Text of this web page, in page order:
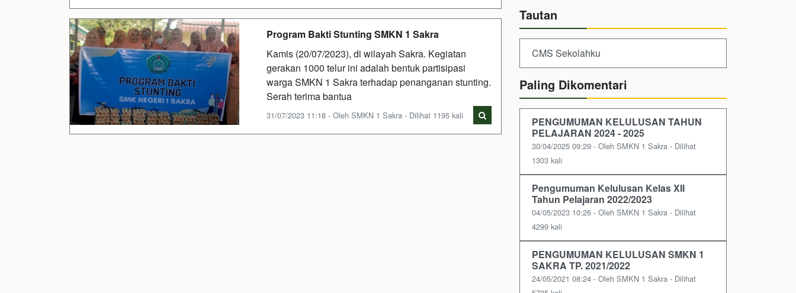
Program Bakti Stunting SMKN 1 Sakra
Kamis (20/07/2023), di wilayah Sakra. Kegiatan
gerakan 1000 telur ini adalah bentuk partisipasi
warga SMKN 1 Sakra terhadap penanganan stunting.
Serah terima bantua
31/07/2023 11:18 - Oleh SMKN 1 Sakra - Dilihat 1195 kali
Tautan
CMS Sekolahku
Paling Dikomentari
PENGUMUMAN KELULUSAN TAHUN
PELAJARAN 2024 - 2025
30/04/2025 09:29 - Oleh SMKN 1 Sakra - Dilihat
1303 kali
Pengumuman Kelulusan Kelas XII
Tahun Pelajaran 2022/2023
04/05/2023 10:26 - Oleh SMKN 1 Sakra - Dilihat
4299 kali
PENGUMUMAN KELULUSAN SMKN 1
SAKRA TP. 2021/2022
24/05/2021 08:24 - Oleh SMKN 1 Sakra - Dilihat